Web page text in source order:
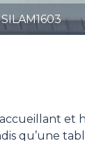
et
qu’une